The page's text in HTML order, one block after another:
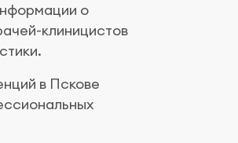
о
клиницистов
в Пскове